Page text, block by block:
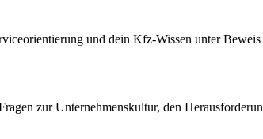
und dein Kfz-Wissen unter
zur Unternehmenskultur, den